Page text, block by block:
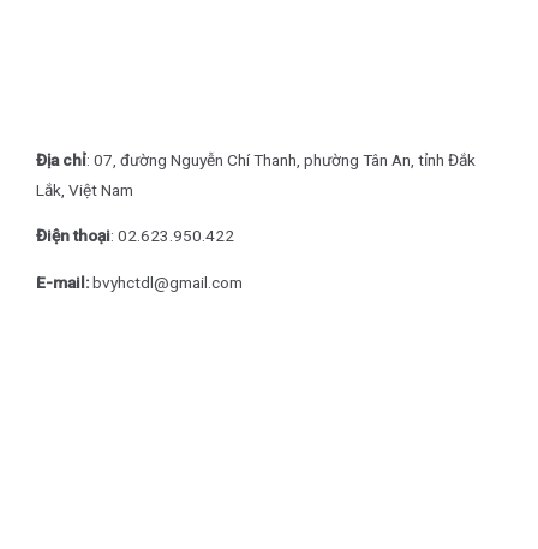
Địa chỉ: 07, đường Nguyễn Chí Thanh, phường Tân An, tỉnh Đắk
Lắk, Việt Nam
Điện thoại: 02.623.950.422
E-mail:bvyhctdl@gmail.com